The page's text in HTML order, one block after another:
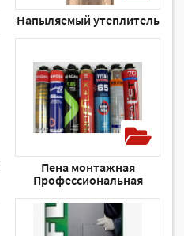
Напыляемый утеплитель
Пена монтажная
Профессиональная